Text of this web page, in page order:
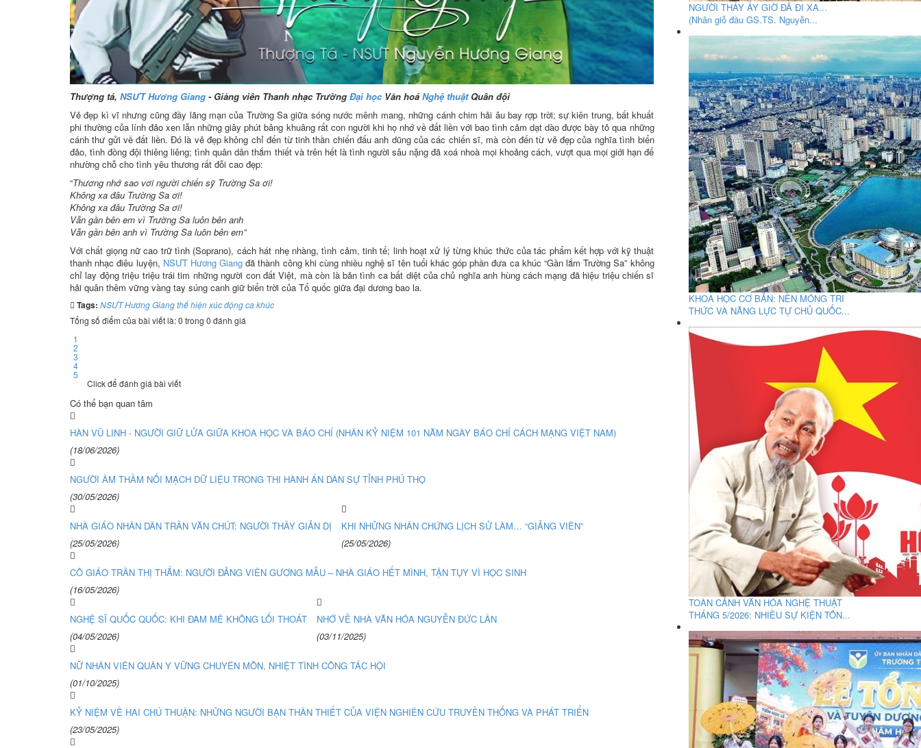
Thượng tá, NSƯT Hương Giang - Giảng viên Thanh nhạc Trường Đại họcVăn hoá Nghệ thuậtQuân đội
Vẻ đẹp kì vĩ nhưng cũng đầy lãng mạn của Trường Sa giữa sóng nước mênh mang, những cánh chim hải âu bay rợp trời; sự kiên trung, bất khuất
phi thường của lính đảo xen lẫn những giây phút bâng khuâng rất con người khi họ nhớ về đất liền với bao tình cảm dạt dào được bày tỏ qua những
cánh thư gửi về đất liền. Đó là vẻ đẹp không chỉ đến từ tinh thần chiến đấu anh dũng của các chiến sĩ, mà còn đến từ vẻ đẹp của nghĩa tình biển
đảo, tình đồng đội thiêng liêng; tình quân dân thắm thiết và trên hết là tình người sâu nặng đã xoá nhoà mọi khoảng cách, vượt qua mọi giới hạn để
nhường chỗ cho tình yêu thương rất đỗi cao đẹp:
“Thương nhớ sao vơi người chiến sỹ Trường Sa ơi!
Không xa đâu Trường Sa ơi!
Không xa đâu Trường Sa ơi!
Vẫn gần bên em vì Trường Sa luôn bên anh
Vẫn gần bên anh vì Trường Sa luôn bên em”
Với chất giọng nữ cao trữ tình (Soprano), cách hát nhẹ nhàng, tình cảm, tinh tế; linh hoạt xử lý từng khúc thức của tác phẩm kết hợp với kỹ thuật
thanh nhạc điêu luyện, NSƯT Hương Giang đã thành công khi cùng nhiều nghệ sĩ tên tuổi khác góp phần đưa ca khúc “Gần lắm Trường Sa” không
chỉ lay động triệu triệu trái tim những người con đất Việt, mà còn là bản tình ca bất diệt của chủ nghĩa anh hùng cách mạng đã hiệu triệu chiến sĩ
hải quân thêm vững vàng tay súng canh giữ biển trời của Tổ quốc giữa đại dương bao la.
Tags: NSƯT Hương Giang thể hiện xúc động ca khúc
Tổng số điểm của bài viết là: 0 trong 0 đánh giá
1
2
3
4
5
Click để đánh giá bài viết
Có thể bạn quan tâm
HÀN VŨ LINH - NGƯỜI GIỮ LỬA GIỮA KHOA HỌC VÀ BÁO CHÍ (NHÂN KỶ NIỆM 101 NĂM NGÀY BÁO CHÍ CÁCH MẠNG VIỆT NAM)
(18/06/2026)
NGƯỜI ÂM THẦM NỐI MẠCH DỮ LIỆU TRONG THI HÀNH ÁN DÂN SỰ TỈNH PHÚ THỌ
(30/05/2026)
NHÀ GIÁO NHÂN DÂN TRẦN VĂN CHÚT: NGƯỜI THẦY GIẢN DỊ
(25/05/2026)
KHI NHỮNG NHÂN CHỨNG LỊCH SỬ LÀM… “GIẢNG VIÊN”
(25/05/2026)
CÔ GIÁO TRẦN THỊ THẮM: NGƯỜI ĐẢNG VIÊN GƯƠNG MẪU – NHÀ GIÁO HẾT MÌNH, TẬN TỤY VÌ HỌC SINH
(16/05/2026)
NGHỆ SĨ QUỐC QUỐC: KHI ĐAM MÊ KHÔNG LỐI THOÁT
(04/05/2026)
NHỚ VỀ NHÀ VĂN HÓA NGUYỄN ĐỨC LÂN
(03/11/2025)
NỮ NHÂN VIÊN QUÂN Y VỮNG CHUYÊN MÔN, NHIỆT TÌNH CÔNG TÁC HỘI
(01/10/2025)
KỶ NIỆM VỀ HAI CHÚ THUẬN: NHỮNG NGƯỜI BẠN THÂN THIẾT CỦA VIỆN NGHIÊN CỨU TRUYỀN THỐNG VÀ PHÁT TRIỂN
(23/05/2025)
NGƯỜI THẦY ẤY GIỜ ĐÃ ĐI XA...
(Nhân giỗ đầu GS.TS. Nguyễn...
KHOA HỌC CƠ BẢN: NỀN MÓNG TRI
THỨC VÀ NĂNG LỰC TỰ CHỦ QUỐC...
TOÀN CẢNH VĂN HÓA NGHỆ THUẬT
THÁNG 5/2026: NHIỀU SỰ KIỆN TÔN...